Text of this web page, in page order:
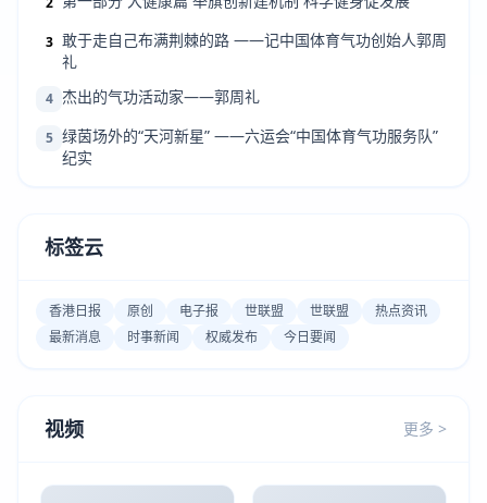
3 敢于走自己布满荆棘的路 ——记中国体育气功创始人郭周
礼
4 杰出的气功活动家——郭周礼
5 绿茵场外的“天河新星” ——六运会“中国体育气功服务队”
纪实
标签云
香港日报 原创 电子报 世联盟 世联盟
热点资讯
最新消息
时事新闻 权威发布 今日要闻
视频 更多 >